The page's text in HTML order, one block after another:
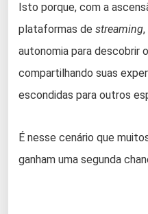
Isto porque, com a
plataformas de streaming
autonomia para descobrir
compartilhando suas
escondidas para outros
É nesse cenário que
ganham uma segunda